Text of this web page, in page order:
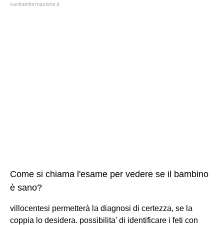
sanitainformazione.it
Come si chiama l'esame per vedere se il bambino
è sano?
villocentesi permetterà la diagnosi di certezza, se la
coppia lo desidera. possibilita' di identificare i feti con